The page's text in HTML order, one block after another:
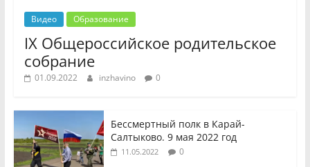
Видео Образование
IX Общероссийское родительское
собрание
01.09.2022 inzhavino 0
Бессмертный полк в Карай-
Салтыково. 9 мая 2022 год
11.05.2022 0